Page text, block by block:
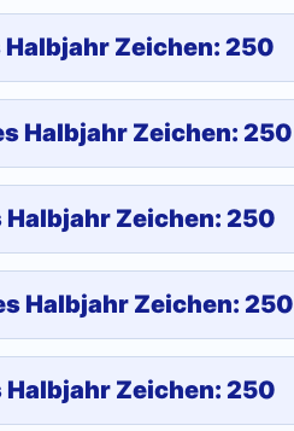
Zeichen: 250
Halbjahr Zeichen: 250
Halbjahr Zeichen: 250
Halbjahr Zeichen: 250
Halbjahr Zeichen: 250